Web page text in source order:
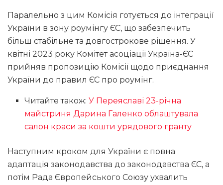
Паралельно з цим Комісія готується до інтеграції
України в зону роумінгу ЄС, що забезпечить
більш стабільне та довгострокове рішення. У
квітні 2023 року Комітет асоціації Україна-ЄС
прийняв пропозицію Комісії щодо приєднання
України до правил ЄС про роумінг.
Читайте також:У Переяславі 23-річна
майстриня Дарина Галенко облаштувала
салон краси за кошти урядового гранту
Наступним кроком для України є повна
адаптація законодавства до законодавства ЄС, а
потім Рада Європейського Союзу ухвалить